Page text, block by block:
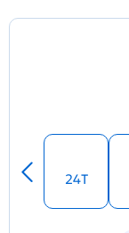
24T